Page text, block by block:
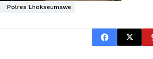
Polres Lhokseumawe